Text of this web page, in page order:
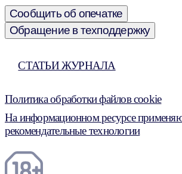
Сообщить об опечатке
Обращение в техподдержку
СТАТЬИ ЖУРНАЛА
Политика обработки файлов cookie
На информационном ресурсе
рекомендательные технологии